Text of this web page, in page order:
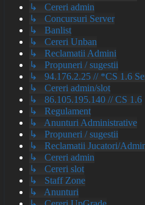
↳ Cereri admin
↳ Concursuri Server
↳ Banlist
↳ Cereri Unban
↳ Reclamatii Admini
↳ Propuneri / sugestii
↳ 94.176.2.25 // *CS 1.6
↳ Cereri admin/slot
↳ 86.105.195.140 // CS 1.6
↳ Regulament
↳ Anunturi Administrative
↳ Propuneri / sugestii
↳ Reclamatii Jucatori/
↳ Cereri admin
↳ Cereri slot
↳ Staff Zone
↳ Anunturi